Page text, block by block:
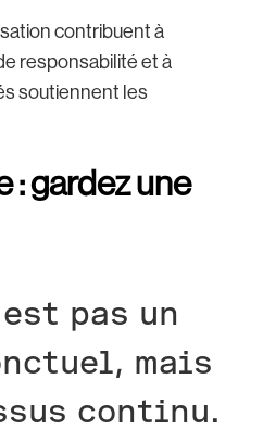
contribuent à
responsabilité et à
soutiennent les
: gardez une
pas un
mais
continu.